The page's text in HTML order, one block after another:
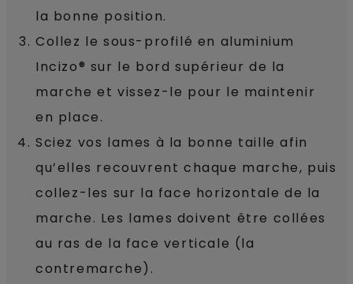
la bonne position.
Collez le sous-profilé en aluminium
Incizo® sur le bord supérieur de la
marche et vissez-le pour le maintenir
en place.
Sciez vos lames à la bonne taille afin
qu’elles recouvrent chaque marche, puis
collez-les sur la face horizontale de la
marche. Les lames doivent être collées
au ras de la face verticale (la
contremarche).